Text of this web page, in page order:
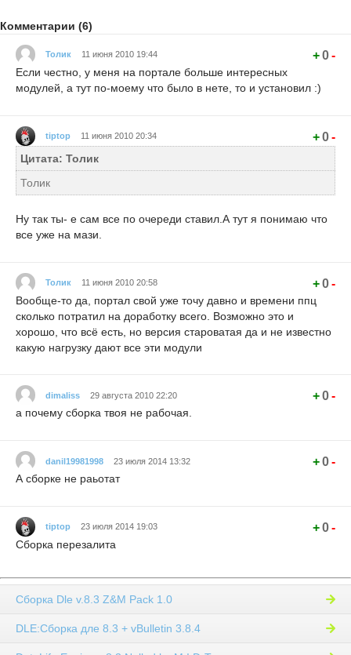
Комментарии (6)
Толик 11 июня 2010 19:44 +0-
Если честно, у меня на портале больше интересных
модулей, а тут по-моему что было в нете, то и установил :)
tiptop 11 июня 2010 20:34 +0-
Цитата: Толик
Толик
Ну так ты- е сам все по очереди ставил.А тут я понимаю что
все уже на мази.
Толик 11 июня 2010 20:58 +0-
Вообще-то да, портал свой уже точу давно и времени ппц
сколько потратил на доработку всего. Возможно это и
хорошо, что всё есть, но версия староватая да и не известно
какую нагрузку дают все эти модули
dimaliss 29 августа 2010 22:20 +0-
а почему сборка твоя не рабочая.
danil19981998 23 июля 2014 13:32 +0-
А сборке не раьотат
tiptop 23 июля 2014 19:03 +0-
Сборка перезалита
Сборка Dle v.8.3 Z&M Pack 1.0
DLE:Сборка дле 8.3 + vBulletin 3.8.4